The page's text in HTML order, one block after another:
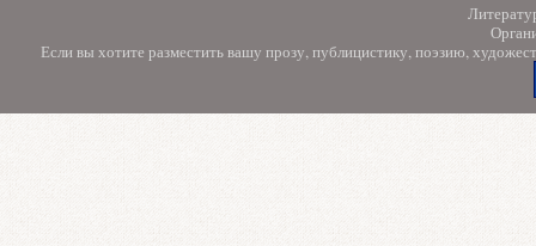
Если вы хотите разместить вашу прозу, публицистику, поэзию,